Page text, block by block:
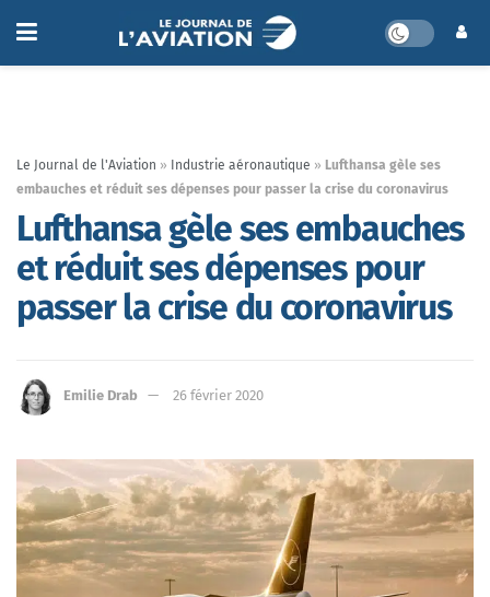
Le Journal de l'Aviation » Industrie aéronautique » Lufthansa gèle ses
embauches et réduit ses dépenses pour passer la crise du coronavirus
Lufthansa gèle ses embauches
et réduit ses dépenses pour
passer la crise du coronavirus
Emilie Drab 26 février 2020